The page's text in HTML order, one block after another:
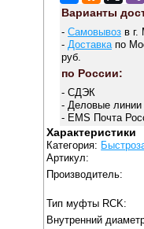
Варианты
- Самовывозв г.
- Доставкапо
руб.
по России:
- СДЭК
- Деловые линии
- EMS Почта
Характеристики
Категория:
Артикул:
Производитель:
Тип муфты RCK:
Внутренний